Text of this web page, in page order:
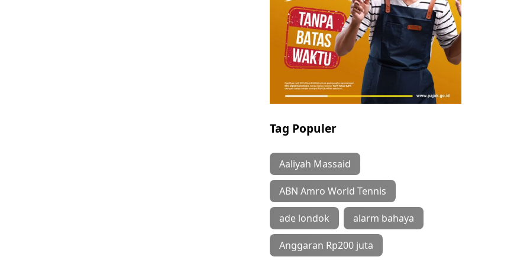
Tag Populer
Aaliyah Massaid
ABN Amro World Tennis
ade londok alarm bahaya
Anggaran Rp200 juta